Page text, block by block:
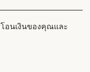
อนเงินของคุณและ